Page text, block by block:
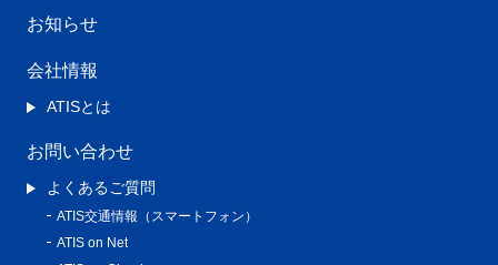
お知らせ
会社情報
ATISとは
お問い合わせ
よくあるご質問
ATIS交通情報（スマートフォン）
ATIS on Net